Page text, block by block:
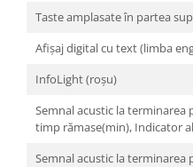
Taste amplasate în partea
Afişaj digital cu text (limba
InfoLight (roșu)
Semnal acustic la
timp rămase(min), Indicator
Semnal acustic la terminarea